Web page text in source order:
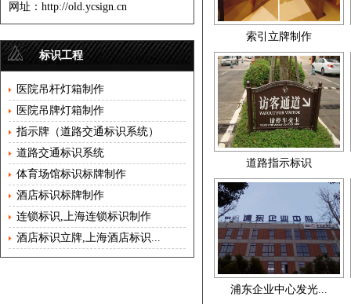
网址：http://old.ycsign.cn
标识工程
医院吊杆灯箱制作
医院吊牌灯箱制作
指示牌（道路交通标识系统）
道路交通标识系统
体育场馆标识标牌制作
酒店标识标牌制作
连锁标识,上海连锁标识制作
酒店标识立牌,上海酒店标识...
索引立牌制作
道路指示标识
浦东企业中心发光...